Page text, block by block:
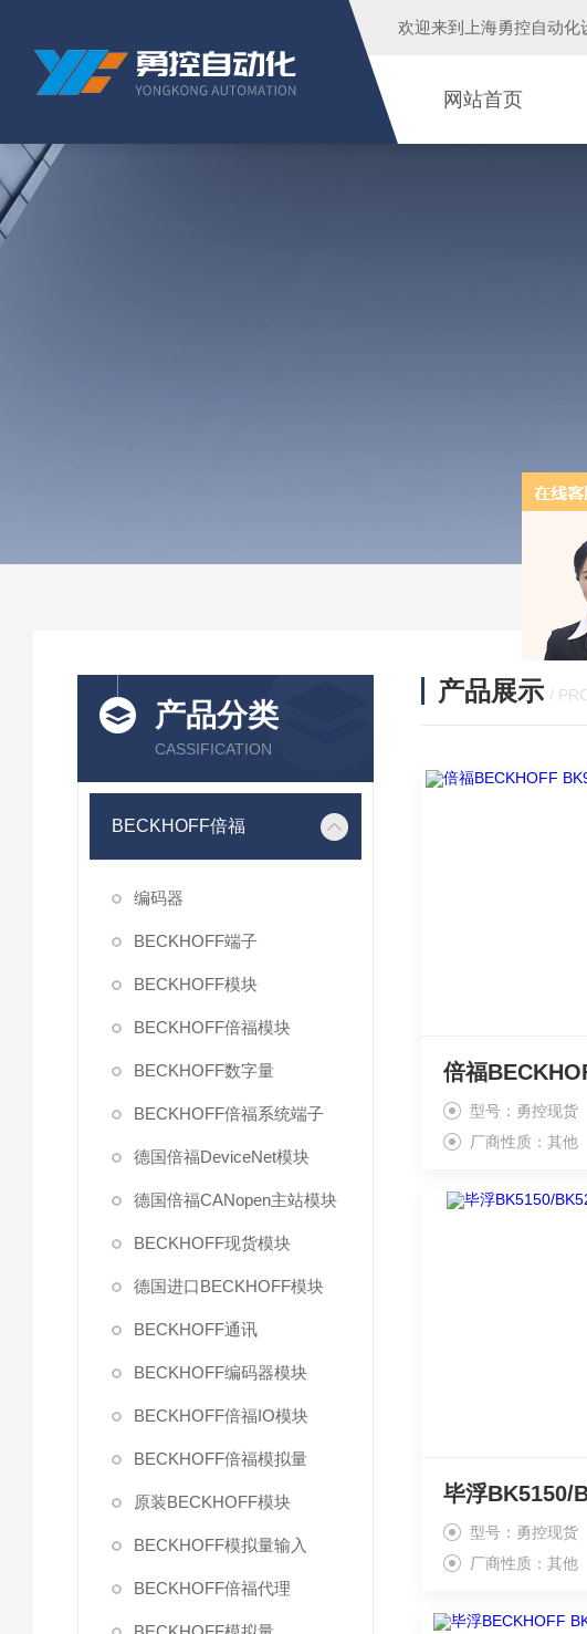
欢迎来到 上海勇控自动
网站首页
产品分类
CASSIFICATION
BECKHOFF倍福
编码器
BECKHOFF端子
BECKHOFF模块
BECKHOFF倍福模块
BECKHOFF数字量
BECKHOFF倍福系统端子
德国倍福DeviceNet模块
德国倍福CANopen主站模块
BECKHOFF现货模块
德国进口BECKHOFF模块
BECKHOFF通讯
BECKHOFF编码器模块
BECKHOFF倍福IO模块
BECKHOFF倍福模拟量
原装BECKHOFF模块
BECKHOFF模拟量输入
BECKHOFF倍福代理
产品展示 /
型号：勇控现货
厂商性质：其他
型号：勇控现货
厂商性质：其他